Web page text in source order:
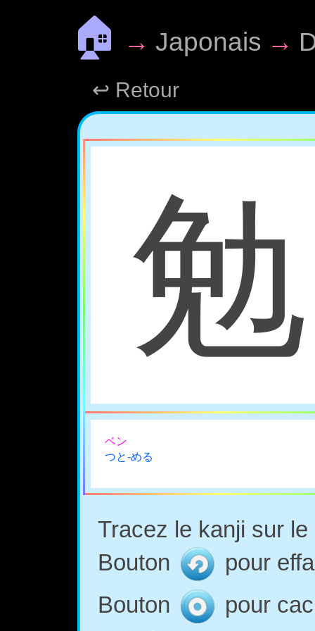
🏠 → Japonais →
↩ Retour
ベン
つと-める
Tracez le kanji sur
Bouton
pour
Bouton
pour